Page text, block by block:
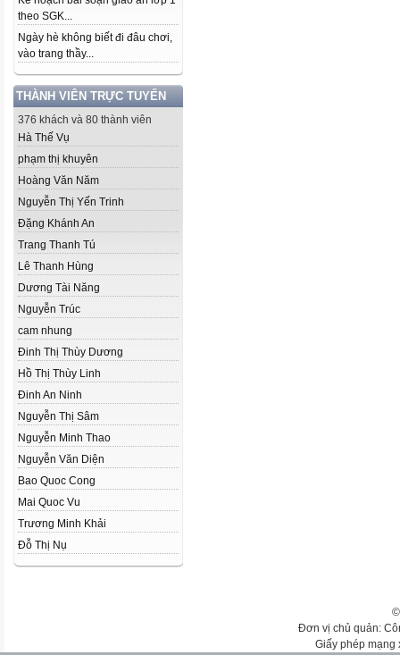
theo SGK...
Ngày hè không biết đi đâu chơi,
vào trang thầy...
THÀNH VIÊN TRỰC TUYẾN
376 khách và 80 thành viên
Hà Thế Vụ
phạm thị khuyên
Hoàng Văn Năm
Nguyễn Thị Yến Trinh
Đặng Khánh An
Trang Thanh Tú
Lê Thanh Hùng
Dương Tài Năng
Nguyễn Trúc
cam nhung
Đinh Thị Thùy Dương
Hồ Thị Thùy Linh
Đinh An Ninh
Nguyễn Thị Sâm
Nguyễn Minh Thao
Nguyễn Văn Diện
Bao Quoc Cong
Mai Quoc Vu
Trương Minh Khải
Đỗ Thị Nụ
Đơn vị chủ quản:
Giấy phép mạng